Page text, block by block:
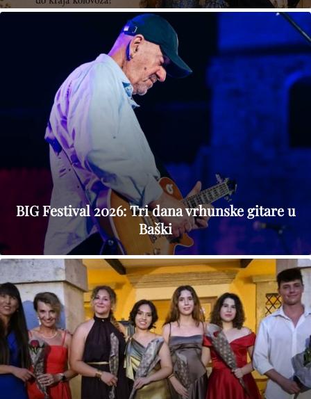
BIG Festival 2026: Tri dana vrhunske gitare u
Baški